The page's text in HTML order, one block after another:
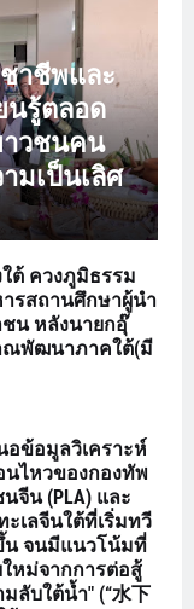
ชาชีพและ
นรู้ตลอด
าวชนคน
มเป็นเลิศ
ต้ ควงภูมิธรรม
รสถานศึกษาผู้นำ
น หลังนายกอุ๊
ณพัฒนาภาคใต้(มี
อข้อมูลวิเคราะห์
นไหวของกองทัพ
จีน (PLA) และ
เลจีนใต้ที่เริ่มทวี
น จนมีแนวโน้มที่
หม่จากการต่อสู้
ลับใต้น้ำ" (“水下